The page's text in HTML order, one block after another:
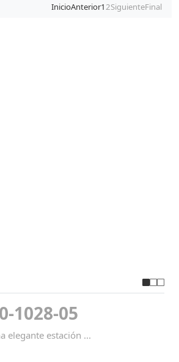
InicioAnterior12SiguienteFinal
1028-05
elegante estación ...